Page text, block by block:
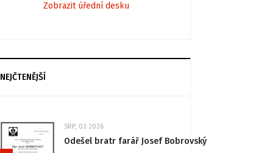
Zobrazit úřední desku
NEJČTENĚJŠÍ
SRP, 03 2026
Odešel bratr farář Josef Bobrovský